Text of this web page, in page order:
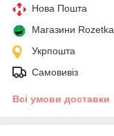
Нова Пошта
Магазини Rozetka
Укрпошта
Самовивіз
Всі умови доставки